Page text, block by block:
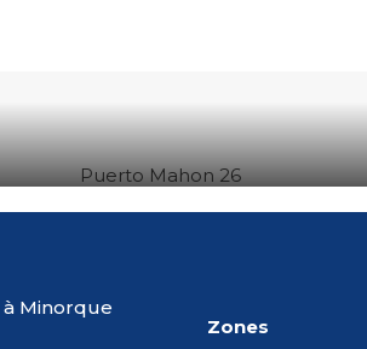
Minorque
Zones